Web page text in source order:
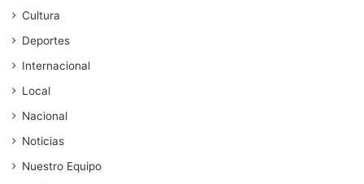
Cultura
Deportes
Internacional
Local
Nacional
Noticias
Nuestro Equipo